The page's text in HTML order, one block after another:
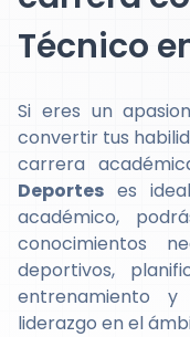
Técnico
Si eres un
convertir tus
carrera
Deportes es
académico,
conocimientos
deportivos,
entrenamiento
liderazgo en el